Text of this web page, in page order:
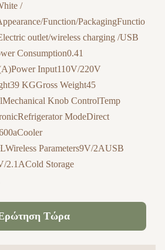
/
Function/PackagingFunctio
outlet/wireless charging /USB
Consumption0.41
Input110V/220V
KGGross Weight45
Knob ControlTemp
ModeDirect
Parameters9V/2AUSB
2.1ACold Storage
Τώρα